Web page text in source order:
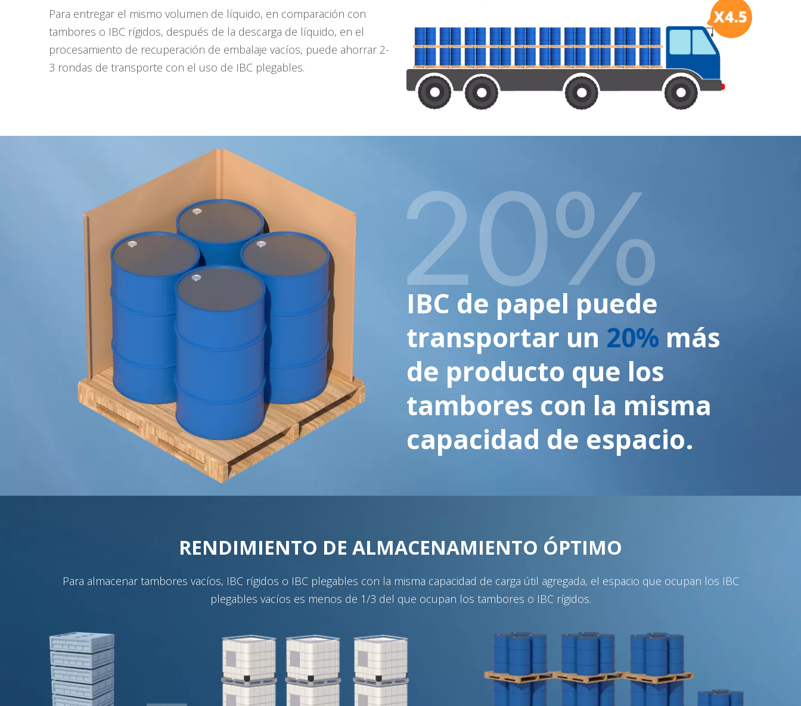
Para entregar el mismo volumen de líquido, en comparación con
tambores o IBC rígidos, después de la descarga de líquido, en el
procesamiento de recuperación de embalaje vacíos, puede ahorrar 2-
3 rondas de transporte con el uso de IBC plegables.
IBC de papel puede
transportar un 20% más
de producto que los
tambores con la misma
capacidad de espacio.
RENDIMIENTO DE ALMACENAMIENTO ÓPTIMO
Para almacenar tambores vacíos, IBC rígidos o IBC plegables con la misma capacidad de carga útil agregada, el espacio que ocupan los IBC
plegables vacíos es menos de 1/3 del que ocupan los tambores o IBC rígidos.